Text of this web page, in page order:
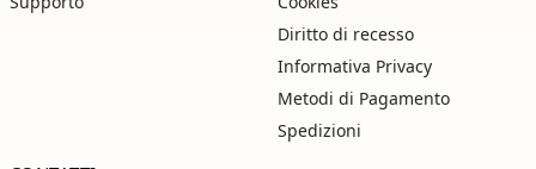
Diritto di recesso
Informativa Privacy
Metodi di Pagamento
Spedizioni